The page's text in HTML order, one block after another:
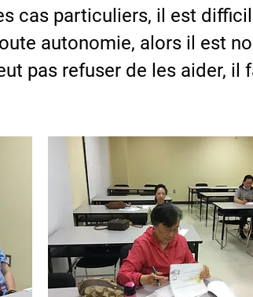
cas particuliers, il est
autonomie, alors il est
pas refuser de les aider, il